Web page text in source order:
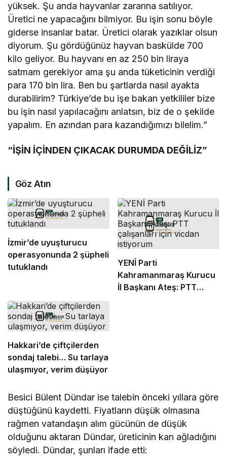
yüksek. Şu anda hayvanlar zararına satılıyor.
Üretici ne yapacağını bilmiyor. Bu işin sonu böyle
giderse insanlar batar. Üretici olarak yazıklar olsun
diyorum. Şu gördüğünüz hayvan baskülde 700
kilo geliyor. Bu hayvanı en az 250 bin liraya
satmam gerekiyor ama şu anda tüketicinin verdiği
para 170 bin lira. Ben bu şartlarda nasıl ayakta
durabilirim? Türkiye’de bu işe bakan yetkililer bize
bu işin nasıl yapılacağını anlatsın, biz de o şekilde
yapalım. En azından para kazandığımızı bilelim.”
“İŞİN İÇİNDEN ÇIKACAK DURUMDA DEĞİLİZ”
Göz Atın
İzmir’de uyuşturucu
operasyonunda 2 şüpheli
tutuklandı
YENİ Parti
Kahramanmaraş Kurucu
İl Başkanı Ateş: PTT
Hakkari’de çiftçilerden
sondaj talebi… Su tarlaya
ulaşmıyor, verim düşüyor
Besici Bülent Dündar ise talebin önceki yıllara göre
düştüğünü kaydetti. Fiyatların düşük olmasına
rağmen vatandaşın alım gücünün de düşük
olduğunu aktaran Dündar, üreticinin kan ağladığını
söyledi. Dündar, şunları ifade etti: